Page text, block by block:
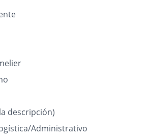
descripción)
Administrativo